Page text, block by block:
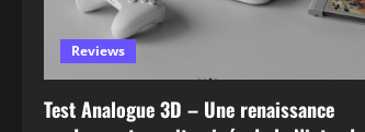
Reviews
Test Analogue 3D – Une renaissance